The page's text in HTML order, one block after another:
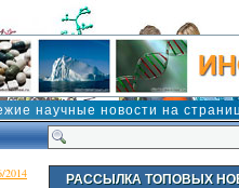
научные новости на
2014 РАССЫЛКА ТОПОВЫХ